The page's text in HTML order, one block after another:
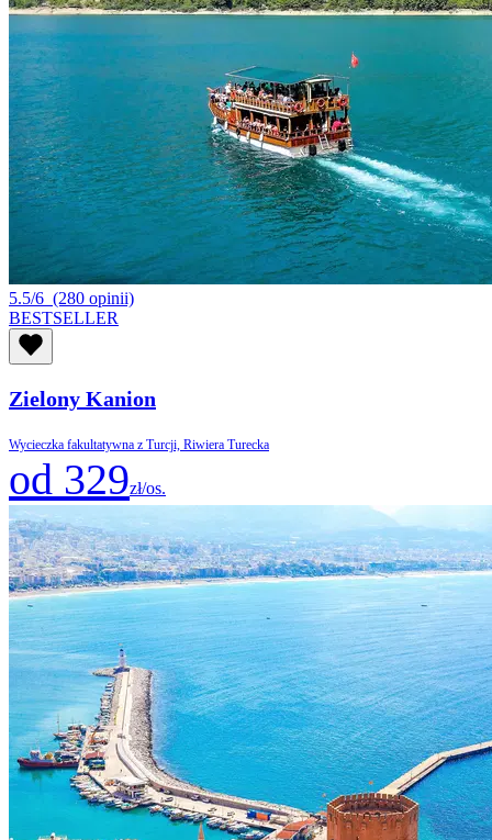
5.5/6 (280 opinii)
BESTSELLER
Zielony Kanion
Wycieczka fakultatywna z Turcji, Riwiera Turecka
od 329zł/os.